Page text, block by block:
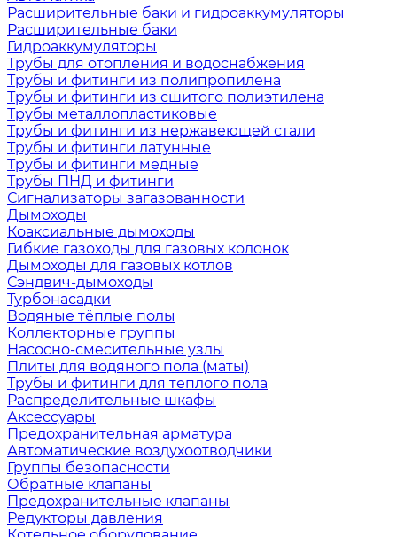
Расширительные баки и гидроаккумуляторы
Расширительные баки
Гидроаккумуляторы
Трубы для отопления и водоснабжения
Трубы и фитинги из полипропилена
Трубы и фитинги из сшитого полиэтилена
Трубы металлопластиковые
Трубы и фитинги из нержавеющей стали
Трубы и фитинги латунные
Трубы и фитинги медные
Трубы ПНД и фитинги
Сигнализаторы загазованности
Дымоходы
Коаксиальные дымоходы
Гибкие газоходы для газовых колонок
Дымоходы для газовых котлов
Сэндвич-дымоходы
Турбонасадки
Водяные тёплые полы
Коллекторные группы
Насосно-смесительные узлы
Плиты для водяного пола (маты)
Трубы и фитинги для теплого пола
Распределительные шкафы
Аксессуары
Предохранительная арматура
Автоматические воздухоотводчики
Группы безопасности
Обратные клапаны
Предохранительные клапаны
Редукторы давления